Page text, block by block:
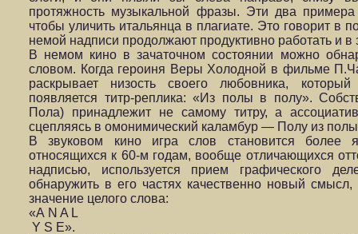
протяжность музыкальной фразы. Эти два
чтобы уличить итальянца в плагиате. Это говорит в
немой надписи продолжают продуктивно работать и
В немом кино в зачаточном состоянии можно
словом. Когда героиня Веры Холодной в фильме
раскрывает низость своего любовника,
появляется титр-реплика: «Из полы в полу».
Пола) принадлежит не самому титру, а
сцепляясь в омонимический каламбур — Полу из полы
В звуковом кино игра слов становится
относящихся к 60-м годам, вообще отличающихся
надписью, используется прием графического
обнаружить в его частях качественно новый
значение целого слова:
«А N A L
Y S E».